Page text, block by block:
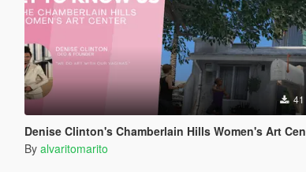
41
Denise Clinton's Chamberlain Hills Women's Art Center
By alvaritomarito